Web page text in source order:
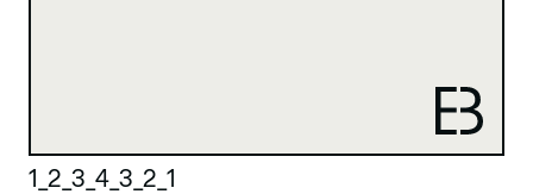
1_2_3_4_3_2_1